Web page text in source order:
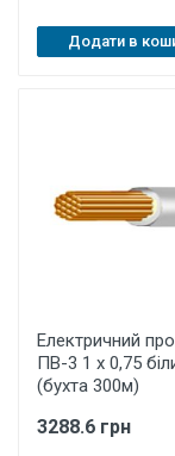
Додати в
Електричний
ПВ-3 1 х 0,75
(бухта 300м)
3288.6 грн